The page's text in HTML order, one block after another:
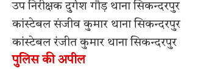
उप निरीक्षक दुर्गेश गौड़ थाना सिकन्दरपुर
कांस्टेबल संजीव कुमार थाना सिकन्दरपुर
कांस्टेबल रंजीत कुमार थाना सिकन्दरपुर
पुलिस की अपील